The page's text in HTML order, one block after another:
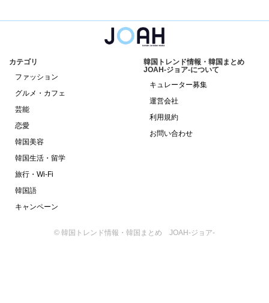
カテゴリ
ファッション
グルメ・カフェ
芸能
恋愛
韓国美容
韓国生活・留学
旅行・Wi-Fi
韓国語
キャンペーン
韓国トレンド情報・韓国まとめ
JOAH-ジョア-について
キュレーター募集
運営会社
利用規約
お問い合わせ
© 韓国トレンド情報・韓国まとめ JOAH-ジョア-